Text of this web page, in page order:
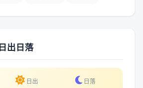
日出日落
日出 日落